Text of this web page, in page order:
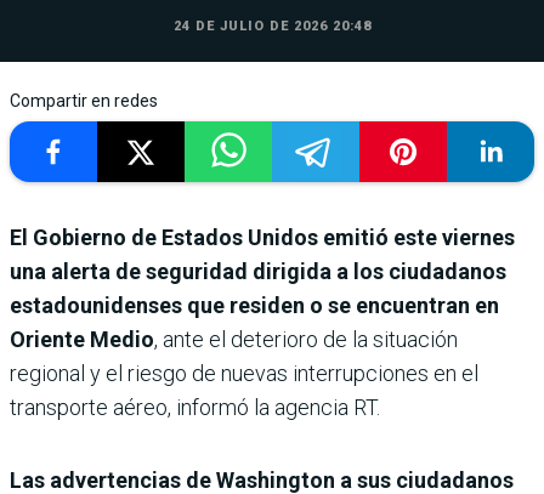
24 DE JULIO DE 2026 20:48
Compartir en redes
El Gobierno de Estados Unidos emitió este viernes
una alerta de seguridad dirigida a los ciudadanos
estadounidenses que residen o se encuentran en
Oriente Medio, ante el deterioro de la situación
regional y el riesgo de nuevas interrupciones en el
transporte aéreo, informó la agencia RT.
Las advertencias de Washington a sus ciudadanos